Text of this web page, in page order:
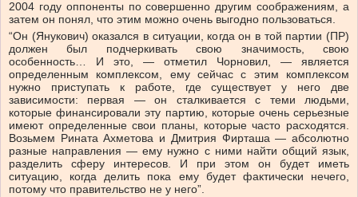
2004 году оппоненты по совершенно другим соображениям, а
затем он понял, что этим можно очень выгодно пользоваться.
“Он (Янукович) оказался в ситуации, когда он в той партии (ПР)
должен был подчеркивать свою значимость, свою
особенность… И это, — отметил Чорновил, — является
определенным комплексом, ему сейчас с этим комплексом
нужно приступать к работе, где существует у него две
зависимости: первая — он сталкивается с теми людьми,
которые финансировали эту партию, которые очень серьезные
имеют определенные свои планы, которые часто расходятся.
Возьмем Рината Ахметова и Дмитрия Фирташа — абсолютно
разные направления — ему нужно с ними найти общий язык,
разделить сферу интересов. И при этом он будет иметь
ситуацию, когда делить пока ему будет фактически нечего,
потому что правительство не у него”.